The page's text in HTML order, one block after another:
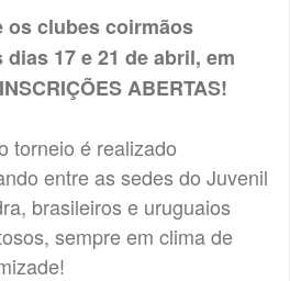
os clubes coirmãos
17 e 21 de abril, em
ABERTAS!
torneio é realizado
entre as sedes do Juvenil
brasileiros e uruguaios
sempre em clima de